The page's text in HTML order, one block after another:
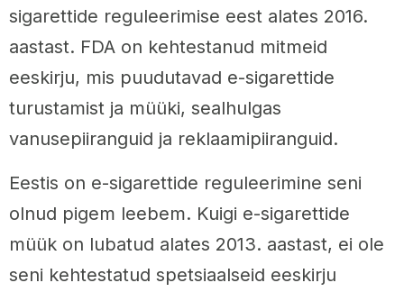
sigarettide reguleerimise eest alates 2016.
aastast. FDA on kehtestanud mitmeid
eeskirju, mis puudutavad e-sigarettide
turustamist ja müüki, sealhulgas
vanusepiiranguid ja reklaamipiiranguid.
Eestis on e-sigarettide reguleerimine seni
olnud pigem leebem. Kuigi e-sigarettide
müük on lubatud alates 2013. aastast, ei ole
seni kehtestatud spetsiaalseid eeskirju